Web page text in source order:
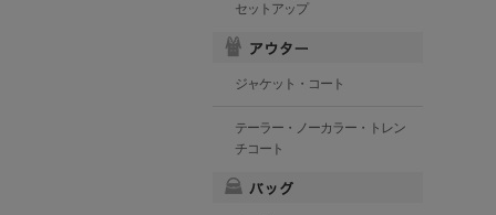
セットアップ
ジャケット・コート
テーラー・ノーカラー・トレン
チコート